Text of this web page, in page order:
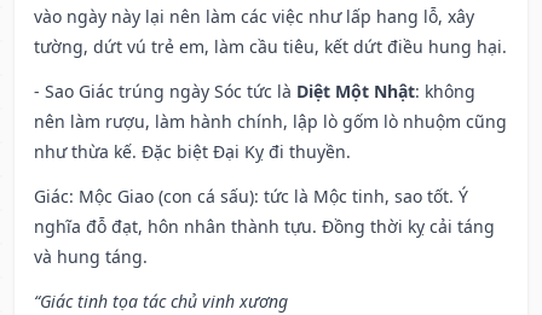
vào ngày này lại nên làm các việc như lấp hang lỗ, xây
tường, dứt vú trẻ em, làm cầu tiêu, kết dứt điều hung hại.
- Sao Giác trúng ngày Sóc tức là Diệt Một Nhật: không
nên làm rượu, làm hành chính, lập lò gốm lò nhuộm cũng
như thừa kế. Đặc biệt Đại Kỵ đi thuyền.
Giác: Mộc Giao (con cá sấu): tức là Mộc tinh, sao tốt. Ý
nghĩa đỗ đạt, hôn nhân thành tựu. Đồng thời kỵ cải táng
và hung táng.
“Giác tinh tọa tác chủ vinh xương